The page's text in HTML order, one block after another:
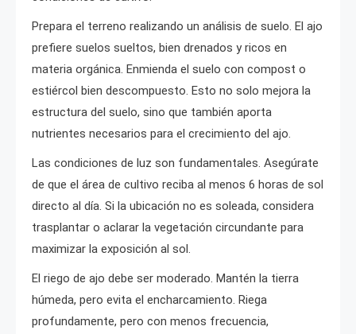
Prepara el terreno realizando un análisis de suelo. El ajo
prefiere suelos sueltos, bien drenados y ricos en
materia orgánica. Enmienda el suelo con compost o
estiércol bien descompuesto. Esto no solo mejora la
estructura del suelo, sino que también aporta
nutrientes necesarios para el crecimiento del ajo.
Las condiciones de luz son fundamentales. Asegúrate
de que el área de cultivo reciba al menos 6 horas de sol
directo al día. Si la ubicación no es soleada, considera
trasplantar o aclarar la vegetación circundante para
maximizar la exposición al sol.
El riego de ajo debe ser moderado. Mantén la tierra
húmeda, pero evita el encharcamiento. Riega
profundamente, pero con menos frecuencia,